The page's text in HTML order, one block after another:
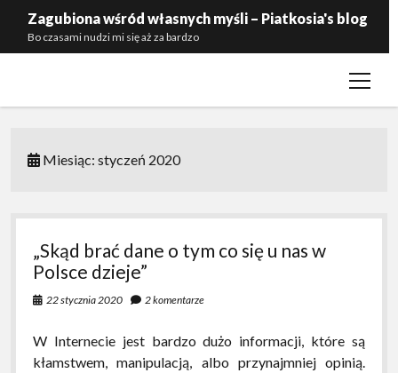
Zagubiona wśród własnych myśli – Piatkosia's blog
Bo czasami nudzi mi się aż za bardzo
open
Zaproś mnie do siebie
Miesiąc:styczeń 2020
„Skąd brać dane o tym co się u nas w
Polsce dzieje”
22 stycznia 2020 2 komentarze
W Internecie jest bardzo dużo informacji, które są
kłamstwem, manipulacją, albo przynajmniej opinią.